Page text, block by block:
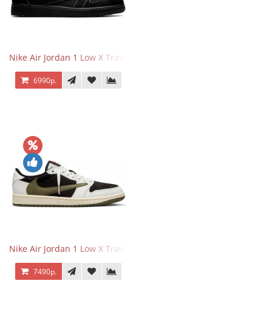
Nike Air Jordan 1 Low X Travis Scott Black Phantom
6990р.
Nike Air Jordan 1 Low X Travis Scott Olive
7490р.